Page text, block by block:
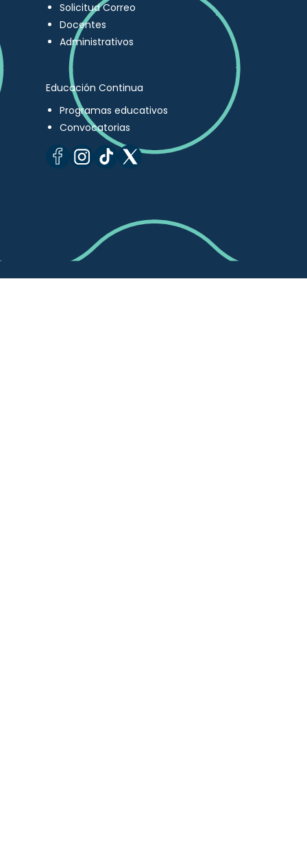
Solicitud Correo
Docentes
Administrativos
Educación Continua
Programas educativos
Convocatorias